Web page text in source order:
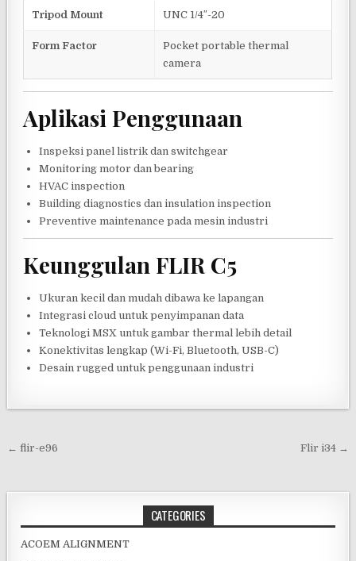
Tripod Mount UNC 1/4″-20
Form Factor
Pocket portable thermal
camera
Aplikasi Penggunaan
Inspeksi panel listrik dan switchgear
Monitoring motor dan bearing
HVAC inspection
Building diagnostics dan insulation inspection
Preventive maintenance pada mesin industri
Keunggulan FLIR C5
Ukuran kecil dan mudah dibawa ke lapangan
Integrasi cloud untuk penyimpanan data
Teknologi MSX untuk gambar thermal lebih detail
Konektivitas lengkap (Wi-Fi, Bluetooth, USB-C)
Desain rugged untuk penggunaan industri
Post navigation
← flir-e96 Flir i34 →
CATEGORIES
ACOEM ALIGNMENT